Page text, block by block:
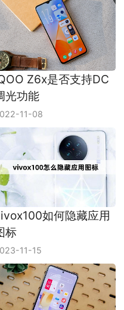
Z6x是否支持DC
光功能
11-08
如何隐藏应用
标
11-15